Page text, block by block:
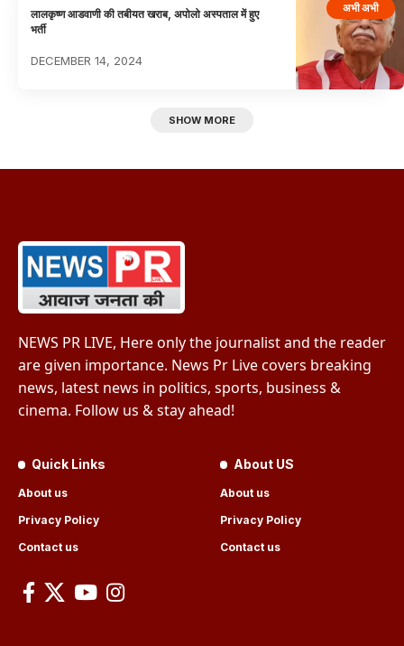
अभी अभी
लालकृष्ण आडवाणी की तबीयत खराब, अपोलो अस्पताल में हुए
भर्ती
DECEMBER 14, 2024
SHOW MORE
NEWS PR LIVE, Here only the journalist and the reader
are given importance. News Pr Live covers breaking
news, latest news in politics, sports, business &
cinema. Follow us & stay ahead!
Quick Links
About us
Privacy Policy
Contact us
About US
About us
Privacy Policy
Contact us